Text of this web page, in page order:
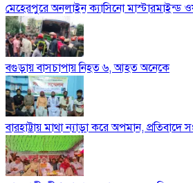
মেহেরপুরে অনলাইন ক্যাসিনো মাস্টারমাইন্ড
বগুড়ায় বাসচাপায় নিহত ৬, আহত অনেকে
বারহাট্টায় মাথা ন্যাড়া করে অপমান, প্রতিবাদে